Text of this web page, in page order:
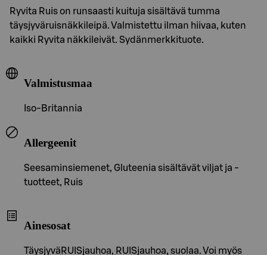
Ryvita Ruis on runsaasti kuituja sisältävä tumma
täysjyväruisnäkkileipä. Valmistettu ilman hiivaa, kuten
kaikki Ryvita näkkileivät. Sydänmerkkituote.
Valmistusmaa
Iso-Britannia
Allergeenit
Seesaminsiemenet, Gluteenia sisältävät viljat ja -
tuotteet, Ruis
Ainesosat
TäysjyväRUISjauhoa, RUISjauhoa, suolaa. Voi myös